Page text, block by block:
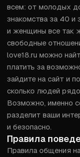
всем: от молодых
знакомства за 40 и
и женщины все так
свободные
love18.ru можно
платить за
зайдите на сайт и
сколько людей
Возможно, именно
разделит ваши
и безопасно.
Правила
Правила общения